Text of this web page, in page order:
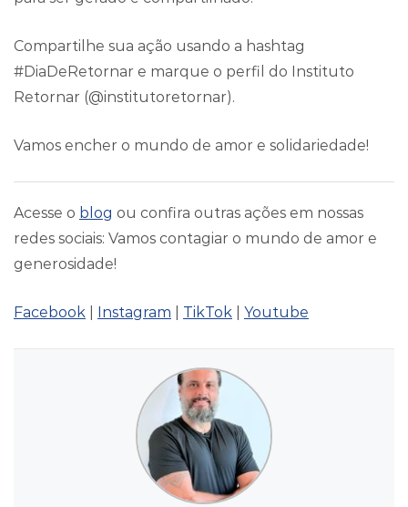
Compartilhe sua ação usando a hashtag
#DiaDeRetornar e marque o perfil do Instituto
Retornar (@institutoretornar).
Vamos encher o mundo de amor e solidariedade!
Acesse o blog ou confira outras ações em nossas
redes sociais: Vamos contagiar o mundo de amor e
generosidade!
Facebook Instagram TikTok Youtube